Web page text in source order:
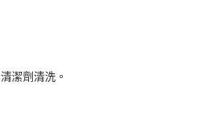
潔劑清洗。